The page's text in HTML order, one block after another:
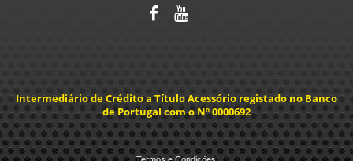
Intermediário de Crédito a Título Acessório registado no Banco
de Portugal com o Nº 0000692